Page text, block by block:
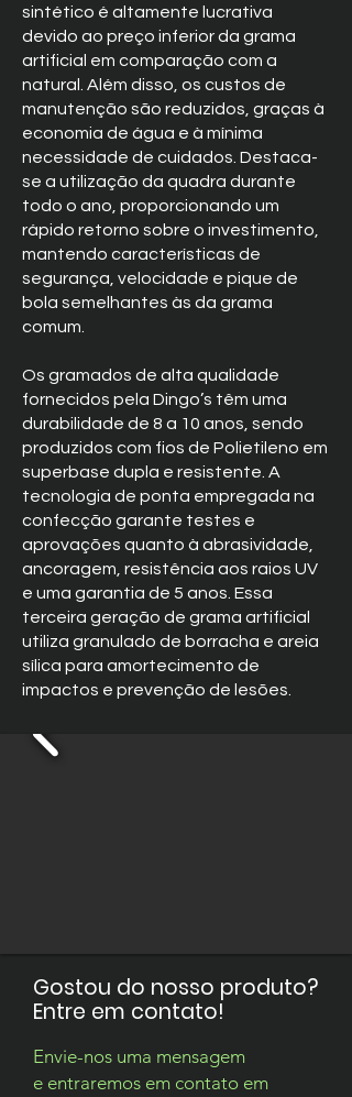
sintético é altamente lucrativa
devido ao preço inferior da grama
artificial em comparação com a
natural. Além disso, os custos de
manutenção são reduzidos, graças à
economia de água e à mínima
necessidade de cuidados. Destaca-
se a utilização da quadra durante
todo o ano, proporcionando um
rápido retorno sobre o investimento,
mantendo características de
segurança, velocidade e pique de
bola semelhantes às da grama
comum.
Os gramados de alta qualidade
fornecidos pela Dingo’s têm uma
durabilidade de 8 a 10 anos, sendo
produzidos com fios de Polietileno em
superbase dupla e resistente. A
tecnologia de ponta empregada na
confecção garante testes e
aprovações quanto à abrasividade,
ancoragem, resistência aos raios UV
e uma garantia de 5 anos. Essa
terceira geração de grama artificial
utiliza granulado de borracha e areia
sílica para amortecimento de
impactos e prevenção de lesões.
Gostou do nosso produto?
Entre em contato!
Envie-nos uma mensagem
e entraremos em contato em